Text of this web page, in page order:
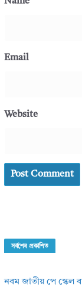
Email
Website
সর্বশেষ প্রকাশিত
নবম জাতীয় পে স্কেল